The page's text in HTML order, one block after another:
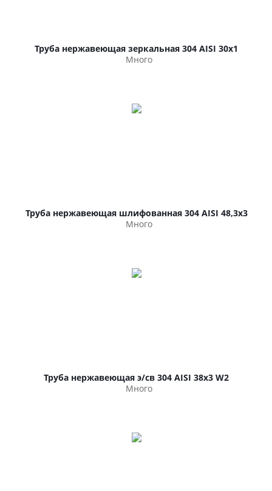
Труба нержавеющая зеркальная 304 AISI 30х1
Много
Труба нержавеющая шлифованная 304 AISI 48,3х3
Много
Труба нержавеющая э/св 304 AISI 38х3 W2
Много